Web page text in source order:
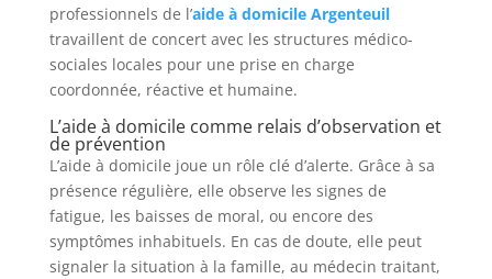
professionnels de l’aide à domicile Argenteuil
travaillent de concert avec les structures médico-
sociales locales pour une prise en charge
coordonnée, réactive et humaine.
L’aide à domicile comme relais d’observation et
de prévention
L’aide à domicile joue un rôle clé d’alerte. Grâce à sa
présence régulière, elle observe les signes de
fatigue, les baisses de moral, ou encore des
symptômes inhabituels. En cas de doute, elle peut
signaler la situation à la famille, au médecin traitant,